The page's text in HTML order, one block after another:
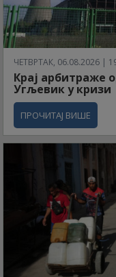
ЧЕТВРТАК, 06.08.2026 |
Крај арбитраже
Угљевик у кризи
ПРОЧИТАЈ ВИШЕ